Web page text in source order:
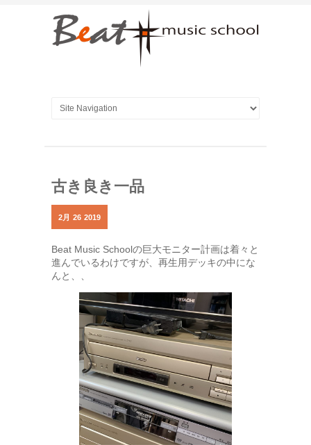
古き良き一品
2月 26 2019
Beat Music Schoolの巨大モニター計画は着々と
進んでいるわけですが、再生用デッキの中にな
んと、、